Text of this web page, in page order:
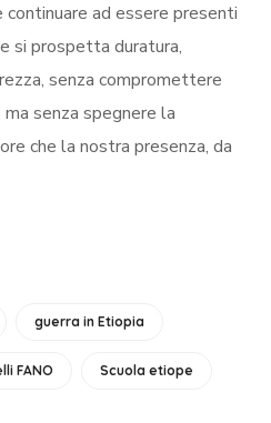
continuare ad essere presenti
si prospetta duratura,
senza compromettere
senza spegnere la
che la nostra presenza, da
guerra in Etiopia
FANO Scuola etiope